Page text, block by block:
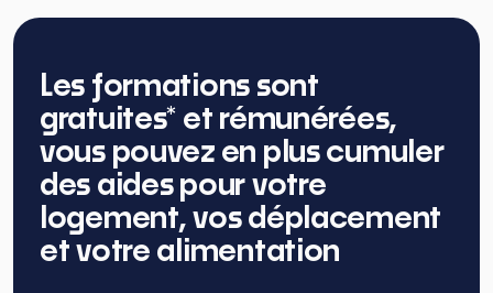
Les formations sont
gratuites* et rémunérées,
vous pouvez en plus cumuler
des aides pour votre
logement, vos déplacement
et votre alimentation